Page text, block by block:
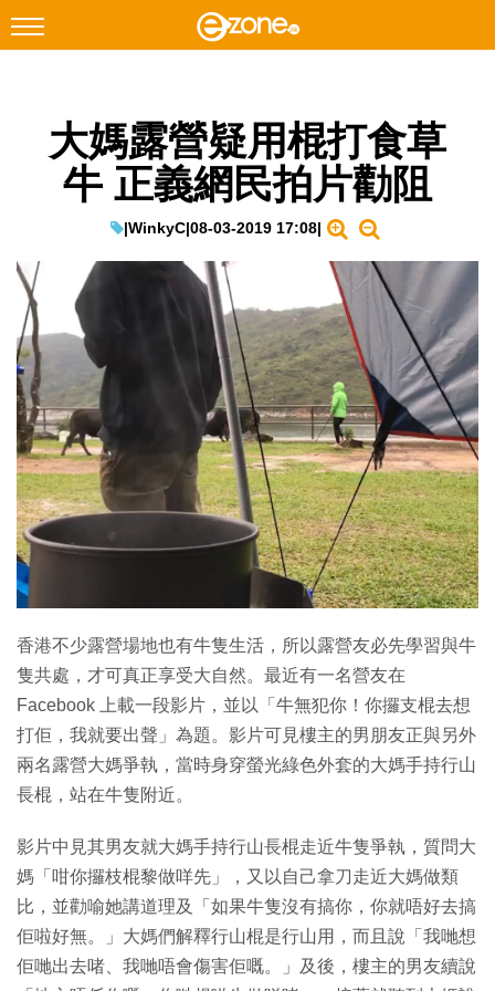
Facebook Instagram
科技焦點
遊戲動漫
教學評測
EduTech
IT Times
生成式AI與雲端應用
Enterprise Digital Transformation
特集
大媽露營疑用棍打食草
牛 正義網民拍片勸阻
|WinkyC|08-03-2019 17:08|
香港不少露營場地也有牛隻生活，所以露營友必先學習與牛
隻共處，才可真正享受大自然。最近有一名營友在
Facebook 上載一段影片，並以「牛無犯你！你攞支棍去想
打佢，我就要出聲」為題。影片可見樓主的男朋友正與另外
兩名露營大媽爭執，當時身穿螢光綠色外套的大媽手持行山
長棍，站在牛隻附近。
影片中見其男友就大媽手持行山長棍走近牛隻爭執，質問大
媽「咁你攞枝棍黎做咩先」，又以自己拿刀走近大媽做類
比，並勸喻她講道理及「如果牛隻沒有搞你，你就唔好去搞
佢啦好無。」大媽們解釋行山棍是行山用，而且說「我哋想
佢哋出去啫、我哋唔會傷害佢嘅。」及後，樓主的男友續說